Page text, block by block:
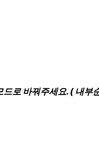
드로 바꿔주세요. ( 내부